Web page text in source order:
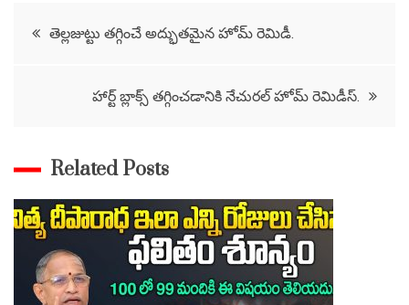
Post
తెల్లజుట్టు తగ్గించే అద్భుతమైన హోమ్ రెమిడీ.
హార్ట్ బ్లాక్స్ తగ్గించడానికి నేచురల్ హోమ్ రెమిడీస్.
Related Posts